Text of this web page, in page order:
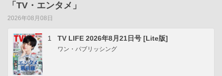
「TV・エンタメ」
2026年08月08日
1 TV LIFE 2026年8月21日号 [Lite版]
ワン・パブリッシング